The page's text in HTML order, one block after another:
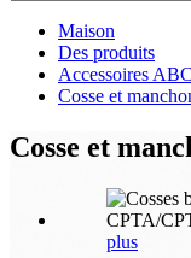
Maison
Des produits
Accessoires
Cosse et
Cosse et
plus